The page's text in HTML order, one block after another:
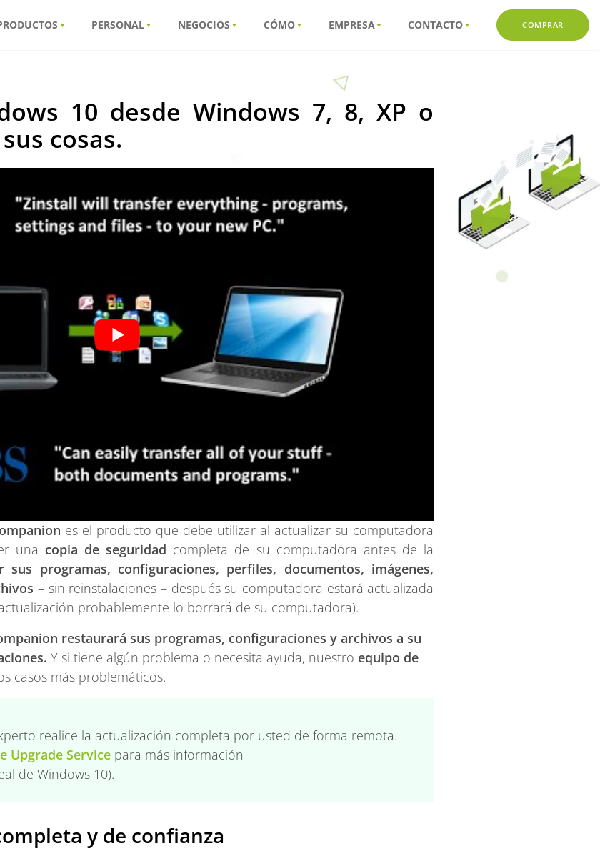
PERSONAL NEGOCIOS CÓMO EMPRESA CONTACTO COMPRAR
10 desde Windows 7, 8, XP o
cosas.
es el producto que debe utilizar al actualizar su computadora
una copia de seguridad completa de su computadora antes de la
sus programas, configuraciones, perfiles, documentos, imágenes,
– sin reinstalaciones – después su computadora estará actualizada
probablemente lo borrará de su computadora).
restaurará sus programas, configuraciones y archivos a su
Y si tiene algún problema o necesita ayuda, nuestro equipo de
casos más problemáticos.
realice la actualización completa por usted de forma remota.
Upgrade Servicepara más información
de Windows 10).
y de confianza